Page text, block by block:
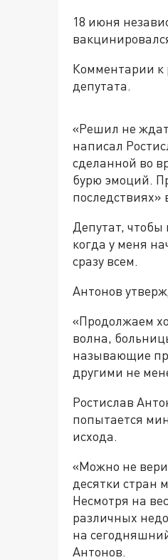
18 июня
Комментарии к
депутата.
«Решил не
написал
сделанной во
бурю эмоций.
Депутат,
когда у меня
сразу всем.
Антонов
«Продолжаем
волна,
называющие
другими не
Ростислав
попытается
исхода.
«Можно не
десятки стран
Несмотря на
различных
на
Антонов.